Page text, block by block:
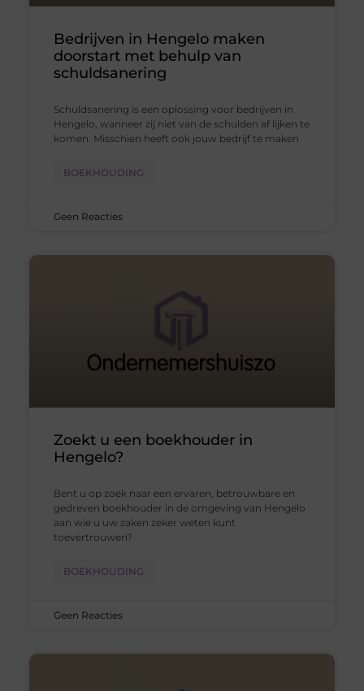
Bedrijven in Hengelo maken
doorstart met behulp van
schuldsanering
Schuldsanering is een oplossing voor bedrijven in
Hengelo, wanneer zij niet van de schulden af lijken te
komen. Misschien heeft ook jouw bedrijf te maken
BOEKHOUDING
Geen Reacties
Zoekt u een boekhouder in
Hengelo?
Bent u op zoek naar een ervaren, betrouwbare en
gedreven boekhouder in de omgeving van Hengelo
aan wie u uw zaken zeker weten kunt
toevertrouwen?
BOEKHOUDING
Geen Reacties